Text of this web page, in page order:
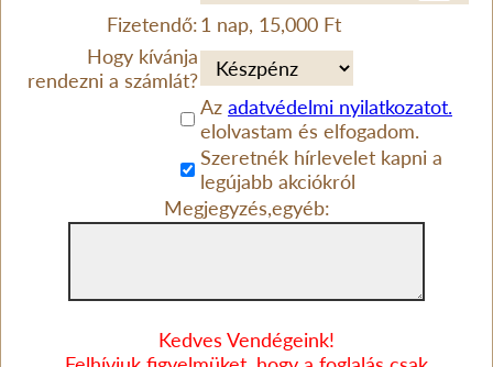
Fizetendő:1 nap, 15,000 Ft
Hogy kívánja
rendezni a számlát?
Az adatvédelmi nyilatkozatot.
elolvastam és elfogadom.
Szeretnék hírlevelet kapni a
legújabb akciókról
Megjegyzés,egyéb:
Kedves Vendégeink!